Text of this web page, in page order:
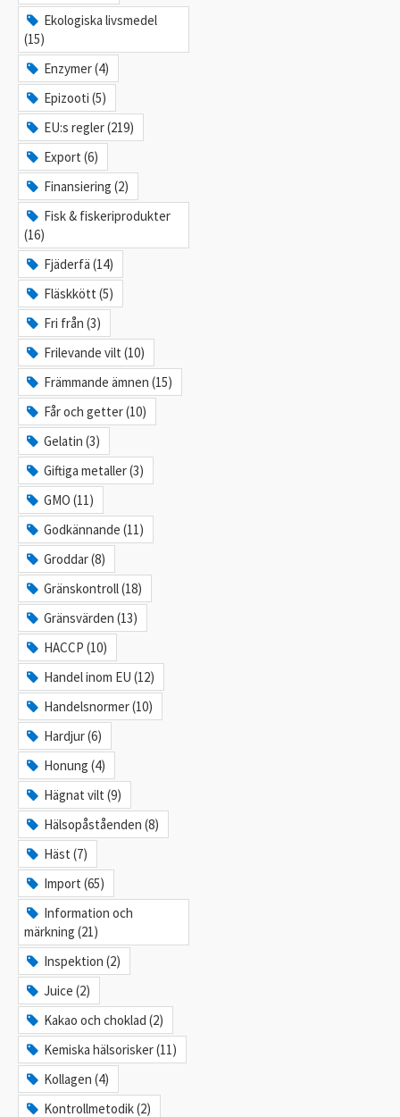
Ekologiska livsmedel
(15)
Enzymer (4)
Epizooti (5)
EU:s regler (219)
Export (6)
Finansiering (2)
Fisk & fiskeriprodukter
(16)
Fjäderfä (14)
Fläskkött (5)
Fri från (3)
Frilevande vilt (10)
Främmande ämnen (15)
Får och getter (10)
Gelatin (3)
Giftiga metaller (3)
GMO (11)
Godkännande (11)
Groddar (8)
Gränskontroll (18)
Gränsvärden (13)
HACCP (10)
Handel inom EU (12)
Handelsnormer (10)
Hardjur (6)
Honung (4)
Hägnat vilt (9)
Hälsopåståenden (8)
Häst (7)
Import (65)
Information och
märkning (21)
Inspektion (2)
Juice (2)
Kakao och choklad (2)
Kemiska hälsorisker (11)
Kollagen (4)
Kontrollmetodik (2)